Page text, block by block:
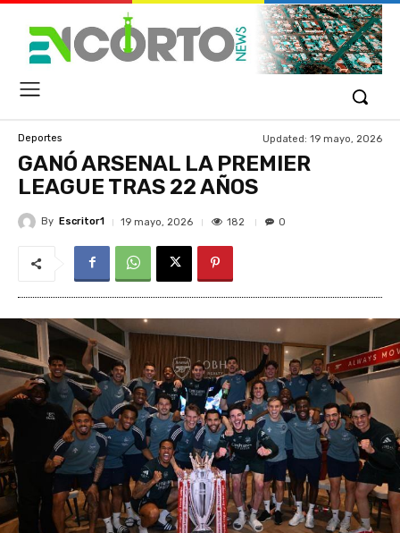
Deportes Updated: 19 mayo, 2026
GANÓ ARSENAL LA PREMIER
LEAGUE TRAS 22 AÑOS
By Escritor1 19 mayo, 2026 182 0